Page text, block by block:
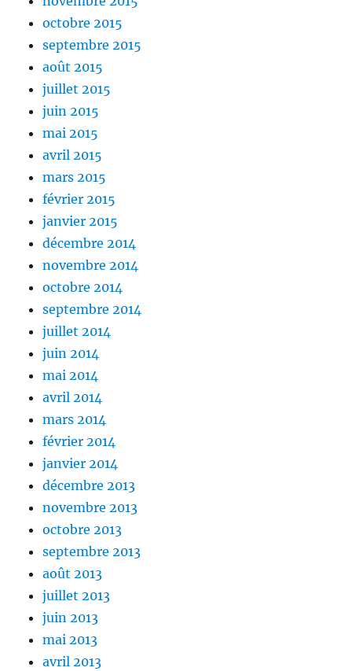
octobre 2015
septembre 2015
août 2015
juillet 2015
juin 2015
mai 2015
avril 2015
mars 2015
février 2015
janvier 2015
décembre 2014
novembre 2014
octobre 2014
septembre 2014
juillet 2014
juin 2014
mai 2014
avril 2014
mars 2014
février 2014
janvier 2014
décembre 2013
novembre 2013
octobre 2013
septembre 2013
août 2013
juillet 2013
juin 2013
mai 2013
avril 2013